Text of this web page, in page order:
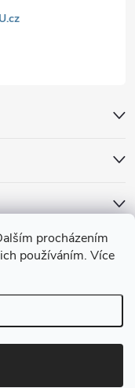
procházením
používáním. Více
Všechna práva vyhrazena.